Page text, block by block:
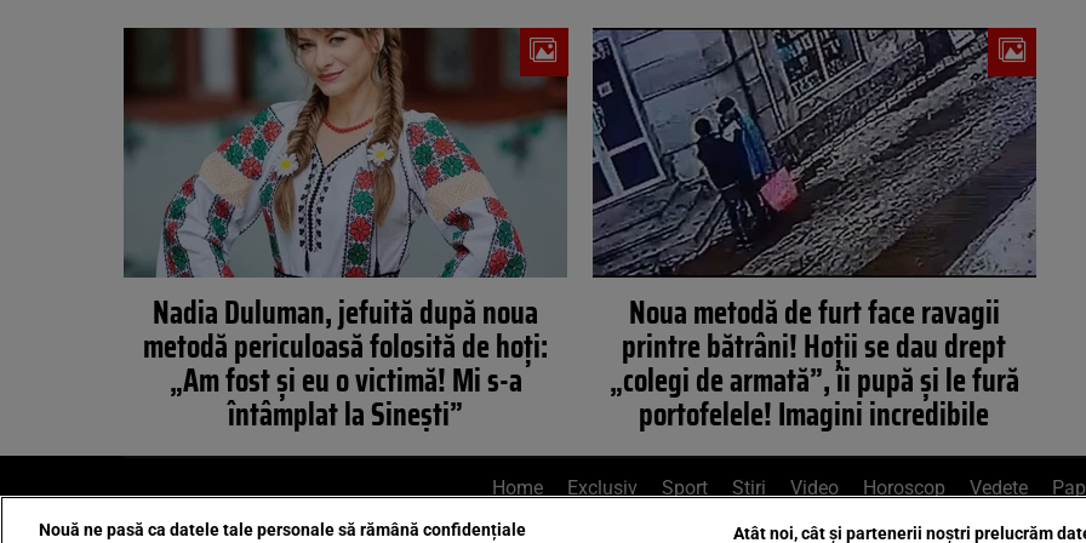
Nadia Duluman, jefuită după noua
metodă periculoasă folosită de hoți:
„Am fost și eu o victimă! Mi s-a
întâmplat la Sinești”
Noua metodă de furt face ravagii
printre bătrâni! Hoții se dau drept
„colegi de armată”, îi pupă și le fură
portofelele! Imagini incredibile
Home Exclusiv Sport Știri Video Horoscop Vedete
Nouă ne pasă ca datele tale personale să rămână confidențiale Atât noi, cât și partenerii noștri prelucrăm